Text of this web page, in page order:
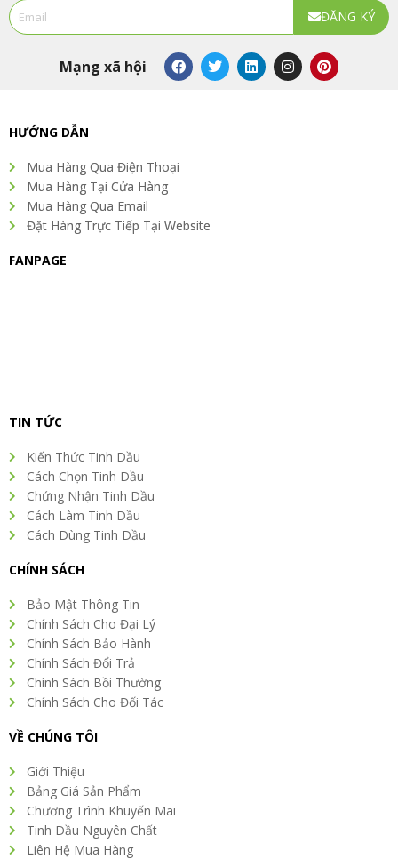
Email
ĐĂNG KÝ
Mạng xã hội F
a
c
k
T
w
i
L
i
n
I
n
s
P
i
n
HƯỚNG DẪN
Mua Hàng Qua Điện Thoại
Mua Hàng Tại Cửa Hàng
Mua Hàng Qua Email
Đặt Hàng Trực Tiếp Tại Website
FANPAGE
TIN TỨC
Kiến Thức Tinh Dầu
Cách Chọn Tinh Dầu
Chứng Nhận Tinh Dầu
Cách Làm Tinh Dầu
Cách Dùng Tinh Dầu
CHÍNH SÁCH
Bảo Mật Thông Tin
Chính Sách Cho Đại Lý
Chính Sách Bảo Hành
Chính Sách Đổi Trả
Chính Sách Bồi Thường
Chính Sách Cho Đối Tác
VỀ CHÚNG TÔI
Giới Thiệu
Bảng Giá Sản Phẩm
Chương Trình Khuyến Mãi
Tinh Dầu Nguyên Chất
Liên Hệ Mua Hàng